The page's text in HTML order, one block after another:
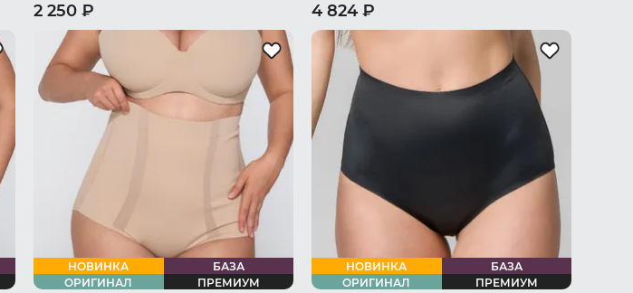
2 250 ₽
46 RU / S 48 RU / M 50 RU / L
52 RU / XL
56 RU / XXXL
58 RU / XXXXL
4 824 ₽
44 RU / S
48 RU / L
50 RU / XL
54 RU / XXXL
НОВИНКА
БАЗА
ОРИГИНАЛ
ПРЕМИУМ
НОВИНКА
БАЗА
ОРИГИНАЛ
ПРЕМИУМ